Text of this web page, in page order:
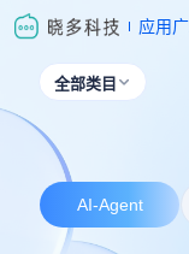
应用
全部类目 
AI-Agent